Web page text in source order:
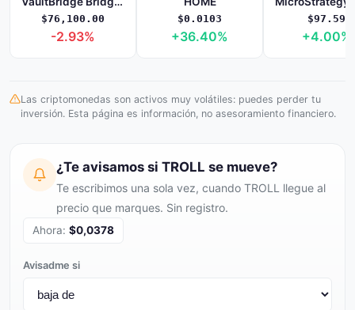
$76,100.00
-2.93%
$0.0103
+36.40%
$97.59
+4.00%
Las criptomonedas son activos muy volátiles: puedes perder tu
inversión. Esta página es información, no asesoramiento financiero.
¿Te avisamos si TROLL se mueve?
Te escribimos una sola vez, cuando TROLL llegue al
precio que marques. Sin registro.
Ahora: $0,0378
Avisadme si